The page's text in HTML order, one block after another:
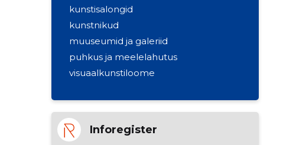
kunstisalongid
kunstnikud
muuseumid ja galeriid
puhkus ja meelelahutus
visuaalkunstiloome
Inforegister